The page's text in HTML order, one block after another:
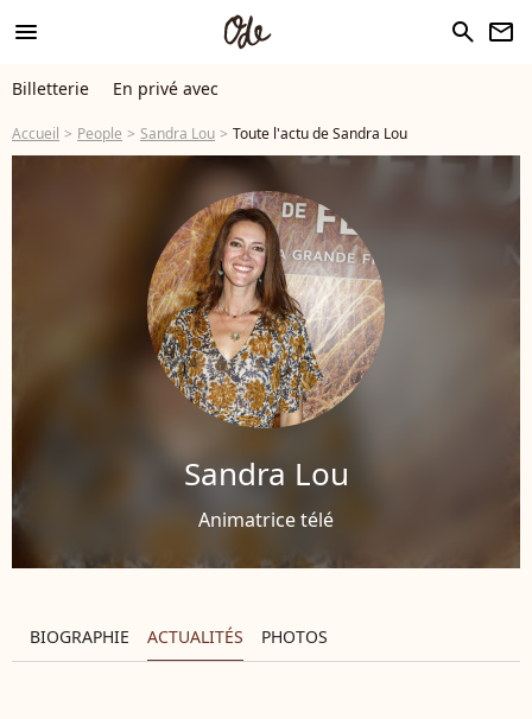
menu search newsletter
Billetterie En privé avec
Accueil People Sandra Lou Toute l'actu de Sandra Lou
Sandra Lou
Animatrice télé
BIOGRAPHIE ACTUALITÉS PHOTOS